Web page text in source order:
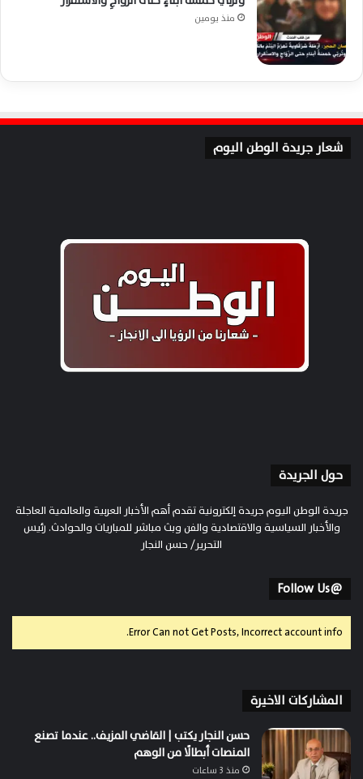
منذ يومين
شعار جريدة الوطن اليوم
حول الجريدة
جريدة الوطن اليوم جريدة إلكترونية تقدم أهم الأخبار العربية والعالمية العاجلة
والأخبار السياسية والاقتصادية والفن وبث مباشر للمباريات والحوادث. رئيس
التحرير/ حسن النجار
@Follow Us
Error Can not Get Posts, Incorrect account info.
المشاركات الاخيرة
حسن النجار يكتب | القاضي المزيف.. عندما تصنع
المنصات أبطالًا من الوهم
منذ 3 ساعات